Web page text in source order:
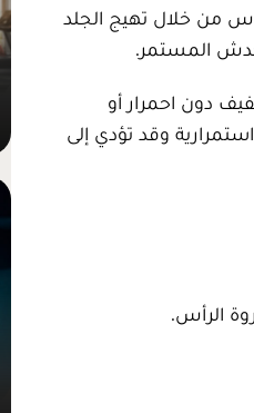
من خلال تهيج الجلد
المستمر.
دون احمرار أو
وقد تؤدي إلى